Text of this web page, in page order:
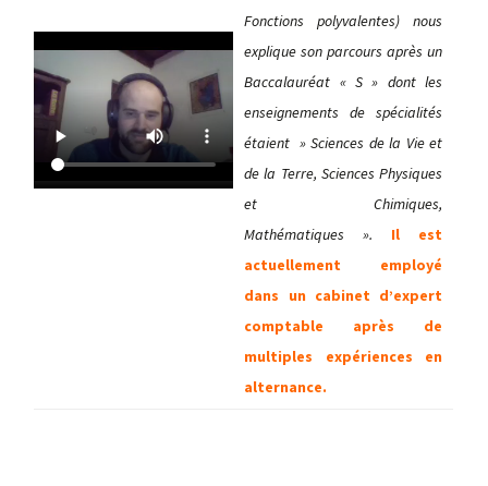
Fonctions polyvalentes) nous
explique son parcours après un
Baccalauréat « S » dont les
enseignements de spécialités
étaient » Sciences de la Vie et
de la Terre, Sciences Physiques
et Chimiques,
Mathématiques ».
Il est
actuellement employé
dans un cabinet d’expert
comptable après de
multiples expériences en
alternance.